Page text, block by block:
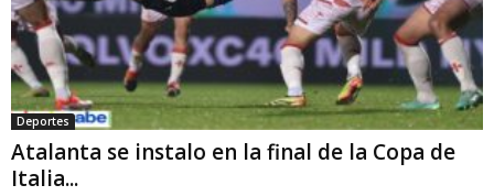
Deportes
Atalanta se instalo en la final de la Copa de
Italia...